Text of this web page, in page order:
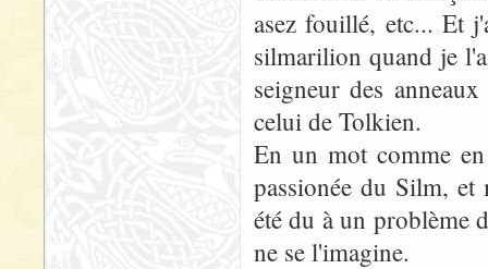
asez fouillé, etc... Et
silmarilion quand je
seigneur des
celui de Tolkien.
En un mot comme
passionée du Silm,
été du à un problème
ne se l'imagine.